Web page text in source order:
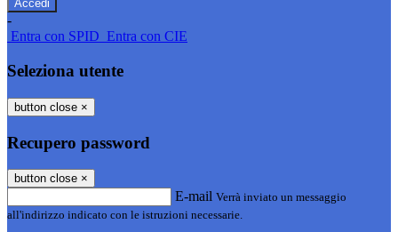
-
Entra con SPID Entra con CIE
Seleziona utente
button close ×
Recupero password
button close ×
E-mail Verrà inviato un messaggio
all'indirizzo indicato con le istruzioni necessarie.